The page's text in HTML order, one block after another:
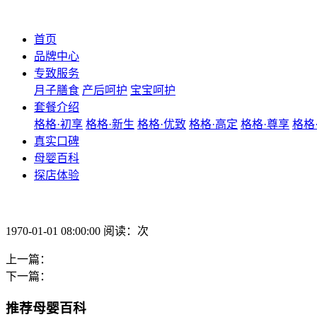
首页
品牌中心
专致服务
月子膳食 产后呵护 宝宝呵护
套餐介绍
格格·初享 格格·新生 格格·优致 格格·高定 格格·尊享 格格
真实口碑
母婴百科
探店体验
1970-01-01 08:00:00 阅读：次
上一篇：
下一篇：
推荐母婴百科